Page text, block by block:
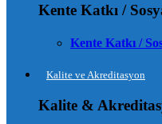
Kente Katkı /
Kente Katkı /
Kalite ve Akreditasyon
Kalite &